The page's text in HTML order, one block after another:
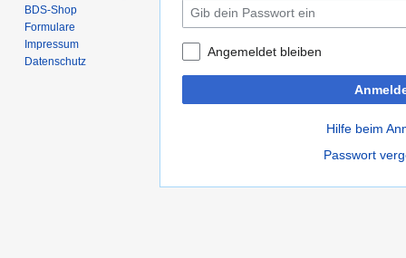
Angemeldet bleiben
Hilfe beim
Passwort
BDS-Shop
Formulare
Impressum
Datenschutz